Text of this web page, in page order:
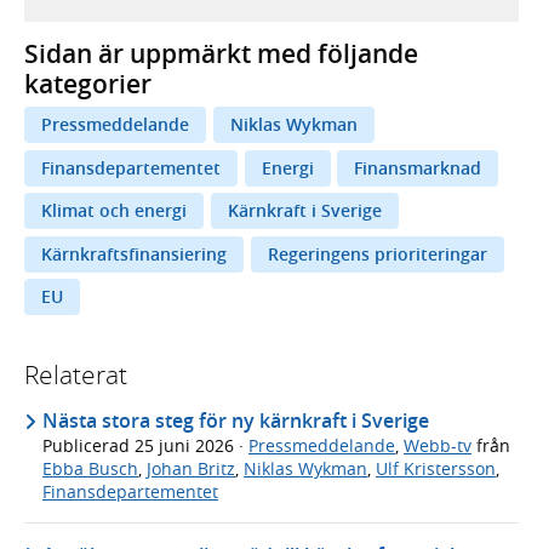
Sidan är uppmärkt med följande
kategorier
Pressmeddelande
Niklas Wykman
Finansdepartementet
Energi
Finansmarknad
Klimat och energi
Kärnkraft i Sverige
Kärnkraftsfinansiering
Regeringens prioriteringar
EU
Relaterat
Nästa stora steg för ny kärnkraft i Sverige
Publicerad 25 juni 2026 · Pressmeddelande, Webb-tv från
Ebba Busch, Johan Britz, Niklas Wykman, Ulf Kristersson,
Finansdepartementet